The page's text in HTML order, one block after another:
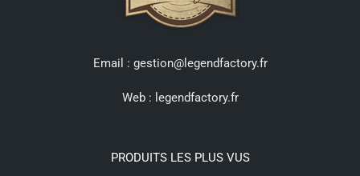
Email : gestion@legendfactory.fr
Web : legendfactory.fr
PRODUITS LES PLUS VUS